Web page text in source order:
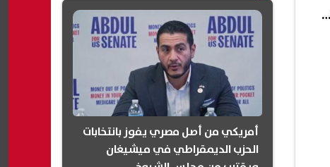
أمريكي من أصل مصري يفوز بانتخابات
الحزب الديمقراطي في ميشيغان